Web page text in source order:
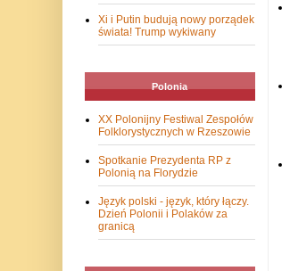
Xi i Putin budują nowy porządek
świata! Trump wykiwany
Polonia
XX Polonijny Festiwal Zespołów
Folklorystycznych w Rzeszowie
Spotkanie Prezydenta RP z
Polonią na Florydzie
Język polski - język, który łączy.
Dzień Polonii i Polaków za
granicą